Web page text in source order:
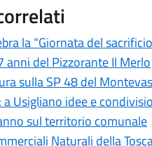
la “Giornata del
anni del Pizzorante Il Merlo
sulla SP 48 del
Usigliano idee e
sul territorio comunale
Naturali della